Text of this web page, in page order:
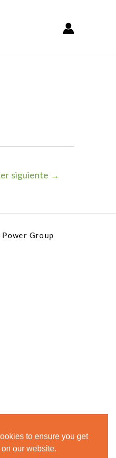
siguiente →
Group
to ensure you get
our website.